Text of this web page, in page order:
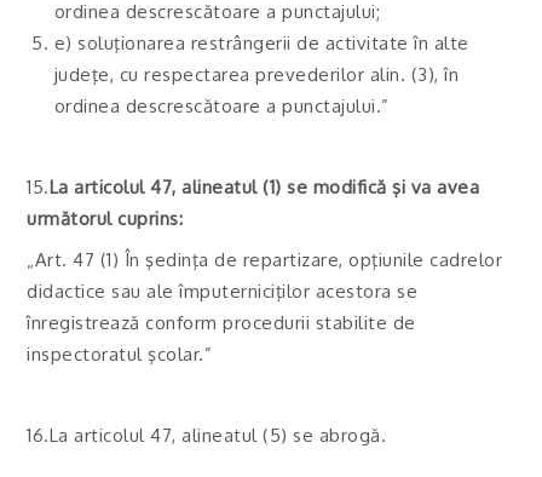
ordinea descrescătoare a punctajului;
e) soluţionarea restrângerii de activitate în alte
judeţe, cu respectarea prevederilor alin. (3), în
ordinea descrescătoare a punctajului.”
15.La articolul 47, alineatul (1) se modifică şi va avea
următorul cuprins:
„Art. 47 (1) În şedinţa de repartizare, opţiunile cadrelor
didactice sau ale împuterniciţilor acestora se
înregistrează conform procedurii stabilite de
inspectoratul şcolar.”
16.La articolul 47, alineatul (5) se abrogă.